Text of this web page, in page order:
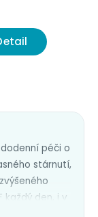
péči o
stárnutí,
každý den, i v
prochází